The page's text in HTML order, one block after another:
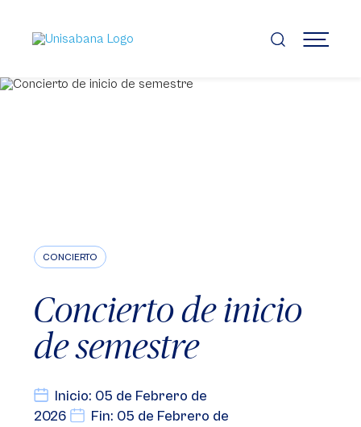
contenido
principal
MENÚ
CONCIERTO
Concierto de inicio
de semestre
Inicio: 05 de Febrero de
2026
Fin: 05 de Febrero de